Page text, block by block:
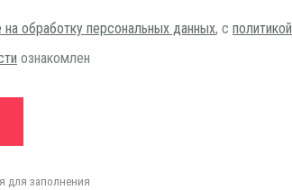
на обработку персональных данных, с политикой
ознакомлен
для заполнения